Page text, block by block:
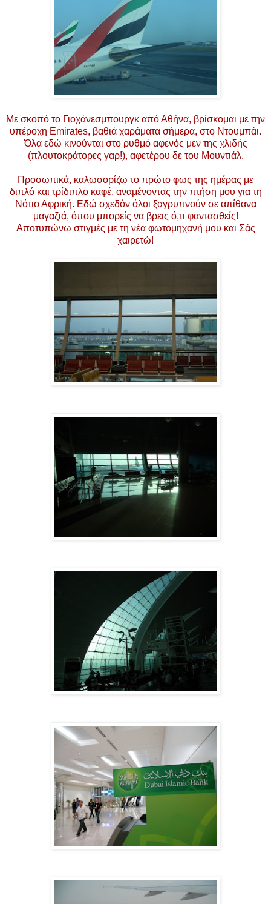
Με σκοπό το Γιοχάνεσμπουργκ από Αθήνα, βρίσκομαι με την
υπέροχη Emirates, βαθιά χαράματα σήμερα, στο Ντουμπάι.
Όλα εδώ κινούνται στο ρυθμό αφενός μεν της χλιδής
(πλουτοκράτορες γαρ!), αφετέρου δε του Μουντιάλ.
Προσωπικά, καλωσορίζω το πρώτο φως της ημέρας με
διπλό και τρίδιπλο καφέ, αναμένοντας την πτήση μου για τη
Νότιο Αφρική. Εδώ σχεδόν όλοι ξαγρυπνούν σε απίθανα
μαγαζιά, όπου μπορείς να βρεις ό,τι φαντασθείς!
Αποτυπώνω στιγμές με τη νέα φωτομηχανή μου και Σάς
χαιρετώ!